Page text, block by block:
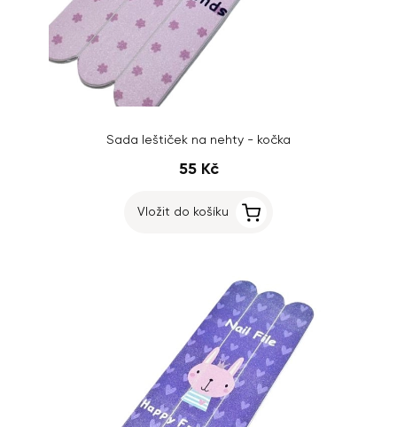
Sada leštiček na nehty - kočka
55 Kč
Vložit do košíku